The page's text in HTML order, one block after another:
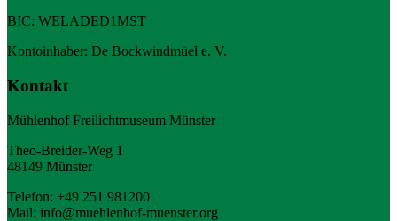
BIC: WELADED1MST
Kontoinhaber: De Bockwindmüel e. V.
Kontakt
Mühlenhof Freilichtmuseum Münster
Theo-Breider-Weg 1
48149 Münster
Telefon: +49 251 981200
Mail: info@muehlenhof-muenster.org